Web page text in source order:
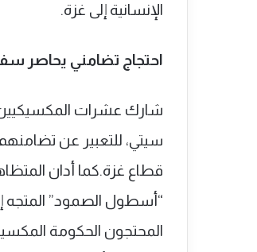
الإنسانية إلى غزة.
احتجاج تضامني يحاصر
شارك عشرات
سيتي، للتعبير عن
قطاع غزة.كما أدان
“أسطول الصمود” المتجه
المحتجون الحكومة